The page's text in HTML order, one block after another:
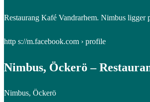
Restaurang Kafé Vandrarhem. Nimbus ligger
http s://m.facebook.com › profile
Nimbus, Öckerö –
Nimbus, Öckerö